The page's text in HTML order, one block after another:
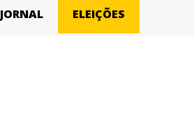
JORNAL ELEIÇÕES